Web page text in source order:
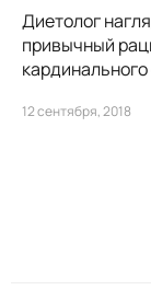
Диетолог
привычный
12 сентября, 2018